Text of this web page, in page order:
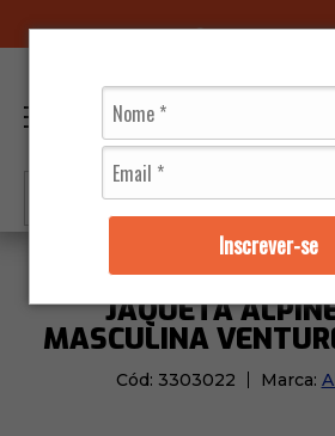
Inscrever-se
Masculino
JAQUETA
MASCULINA
Cód: 3303022 Marca: